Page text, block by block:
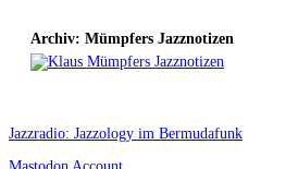
Archiv: Mümpfers Jazznotizen
Jazzradio: Jazzology im Bermudafunk